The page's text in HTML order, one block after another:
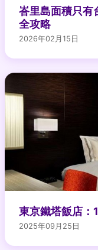
峇里島面積只有
全攻略
2026年02月15日
東京鐵塔飯店：
2025年09月25日